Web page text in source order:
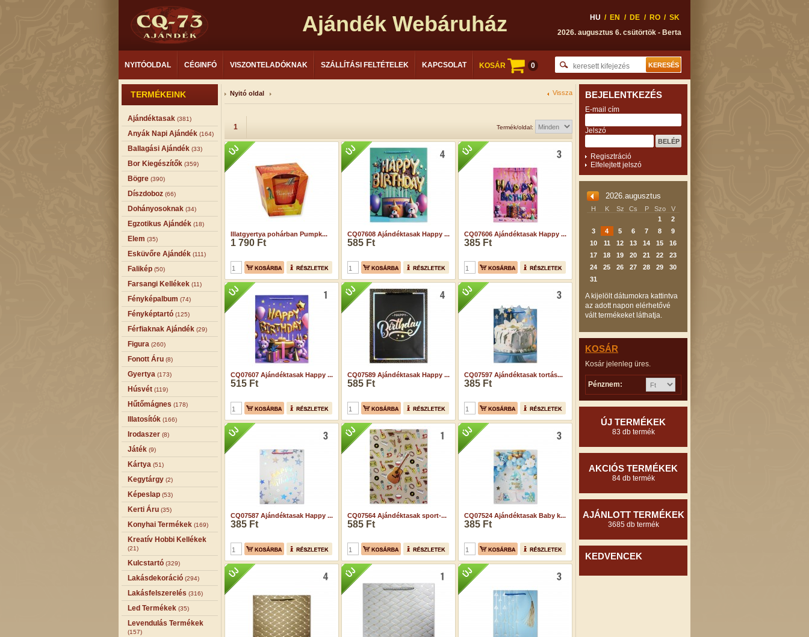
Ajándék Webáruház HU / EN / DE / RO / SK
2026. augusztus 6. csütörtök - Berta
NYITÓOLDAL CÉGINFÓ VISZONTELADÓKNAK SZÁLLÍTÁSI FELTÉTELEK KAPCSOLAT KOSÁR 0
TERMÉKEINK
Ajándéktasak (381)
Anyák Napi Ajándék (164)
Ballagási Ajándék (33)
Bor Kiegészítők (359)
Bögre (390)
Díszdoboz (66)
Dohányosoknak (34)
Egzotikus Ajándék (18)
Elem (35)
Esküvőre Ajándék (111)
Falikép (50)
Farsangi Kellékek (11)
Fényképalbum (74)
Fényképtartó (125)
Férfiaknak Ajándék (29)
Figura (260)
Fonott Áru (8)
Gyertya (173)
Húsvét (119)
Hűtőmágnes (178)
Illatosítók (166)
Irodaszer (8)
Játék (9)
Kártya (51)
Kegytárgy (2)
Képeslap (53)
Kerti Áru (35)
Konyhai Termékek (169)
Kreatív Hobbi Kellékek
(21)
Kulcstartó (329)
Lakásdekoráció (294)
Lakásfelszerelés (316)
Led Termékek (35)
Levendulás Termékek
(157)
Nyitó oldal Vissza
1 Termék/oldal:
Illatgyertya pohárban Pumpk...
1 790 Ft
CQ07608 Ajándéktasak Happy ...
585 Ft
CQ07606 Ajándéktasak Happy ...
385 Ft
CQ07607 Ajándéktasak Happy ...
515 Ft
CQ07589 Ajándéktasak Happy ...
585 Ft
CQ07597 Ajándéktasak tortás...
385 Ft
CQ07587 Ajándéktasak Happy ...
385 Ft
CQ07564 Ajándéktasak sport-...
585 Ft
CQ07524 Ajándéktasak Baby k...
385 Ft
BEJELENTKEZÉS
E-mail cím
Jelszó
Regisztráció
Elfelejtett jelszó
2026.augusztus
H K Sz Cs P Szo
V
1
2
3
4 5 6 7 8
9
10
11 12 13 14 15
16
17
18 19 20 21 22
23
24
25 26 27 28 29
30
31
A kijelölt dátumokra kattintva
az adott napon elérhetővé
vált termékeket láthatja.
KOSÁR
Kosár jelenleg üres.
Pénznem:
ÚJ TERMÉKEK
83 db termék
AKCIÓS TERMÉKEK
84 db termék
AJÁNLOTT TERMÉKEK
3685 db termék
KEDVENCEK